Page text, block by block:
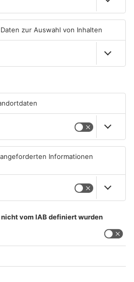
Tante Enso übernimmt
einzigen Supermarkt in
Pflaumheim